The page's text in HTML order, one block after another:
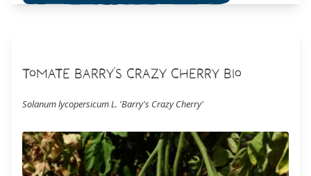
Tomate Barry's Crazy Cherry Bio
Solanum lycopersicum L. 'Barry's Crazy Cherry'